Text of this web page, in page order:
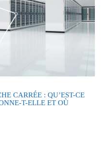
CARRÉE : QU’EST-CE
T-ELLE ET OÙ